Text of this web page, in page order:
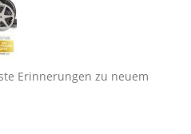
Erinnerungen zu neuem